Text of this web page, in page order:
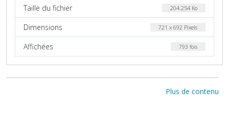
Taille du fichier 204.254 Ko
Dimensions 721 x 692 Pixels
Affichées 793 fois
Plus de contenu